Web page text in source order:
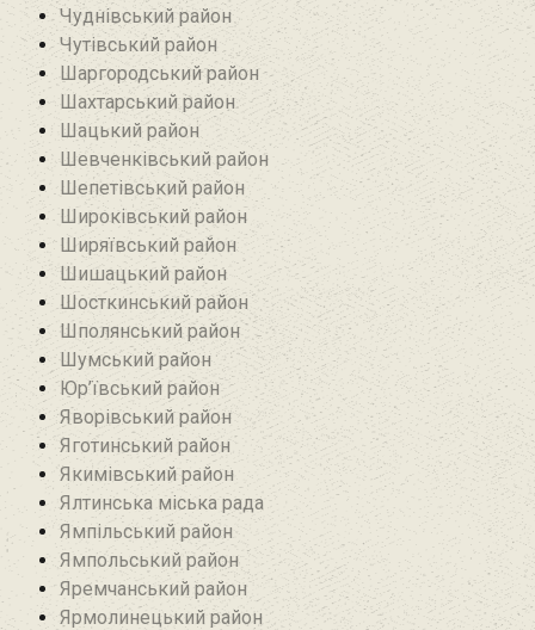
Чуднівський район
Чутівський район
Шаргородський район
Шахтарський район‎
Шацький район
Шевченківський район
Шепетівський район
Широківський район
Ширяївський район
Шишацький район
Шосткинський район
Шполянський район
Шумський район
Юр’ївський район
Яворівський район
Яготинський район
Якимівський район
Ялтинська міська рада
Ямпільський район
Ямпольський район
Яремчанський район
Ярмолинецький район